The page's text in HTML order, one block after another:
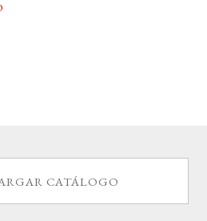
CATÁLOGO